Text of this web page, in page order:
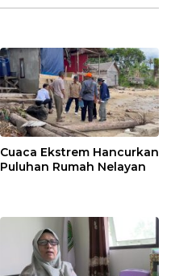
Cuaca Ekstrem Hancurkan
Puluhan Rumah Nelayan